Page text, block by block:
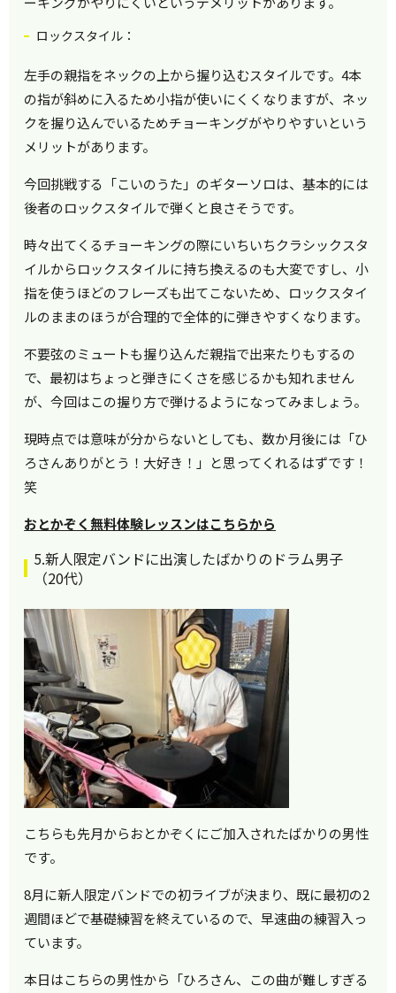
ロックスタイル：
左手の親指をネックの上から握り込むスタイルです。4本
の指が斜めに入るため小指が使いにくくなりますが、ネッ
クを握り込んでいるためチョーキングがやりやすいという
メリットがあります。
今回挑戦する「こいのうた」のギターソロは、基本的には
後者のロックスタイルで弾くと良さそうです。
時々出てくるチョーキングの際にいちいちクラシックスタ
イルからロックスタイルに持ち換えるのも大変ですし、小
指を使うほどのフレーズも出てこないため、ロックスタイ
ルのままのほうが合理的で全体的に弾きやすくなります。
不要弦のミュートも握り込んだ親指で出来たりもするの
で、最初はちょっと弾きにくさを感じるかも知れません
が、今回はこの握り方で弾けるようになってみましょう。
現時点では意味が分からないとしても、数か月後には「ひ
ろさんありがとう！大好き！」と思ってくれるはずです！
笑
おとかぞく無料体験レッスンはこちらから
5.新人限定バンドに出演したばかりのドラム男子
（20代）
こちらも先月からおとかぞくにご加入されたばかりの男性
です。
8月に新人限定バンドでの初ライブが決まり、既に最初の2
週間ほどで基礎練習を終えているので、早速曲の練習入っ
ています。
本日はこちらの男性から「ひろさん、この曲が難しすぎる